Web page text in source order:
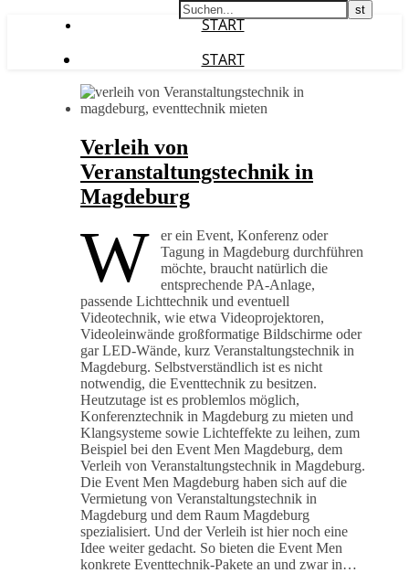
START
START
Verleih von
Veranstaltungstechnik in
Magdeburg
W
er ein Event, Konferenz oder
Tagung in Magdeburg durchführen
möchte, braucht natürlich die
entsprechende PA-Anlage,
passende Lichttechnik und eventuell
Videotechnik, wie etwa Videoprojektoren,
Videoleinwände großformatige Bildschirme oder
gar LED-Wände, kurz Veranstaltungstechnik in
Magdeburg. Selbstverständlich ist es nicht
notwendig, die Eventtechnik zu besitzen.
Heutzutage ist es problemlos möglich,
Konferenztechnik in Magdeburg zu mieten und
Klangsysteme sowie Lichteffekte zu leihen, zum
Beispiel bei den Event Men Magdeburg, dem
Verleih von Veranstaltungstechnik in Magdeburg.
Die Event Men Magdeburg haben sich auf die
Vermietung von Veranstaltungstechnik in
Magdeburg und dem Raum Magdeburg
spezialisiert. Und der Verleih ist hier noch eine
Idee weiter gedacht. So bieten die Event Men
konkrete Eventtechnik-Pakete an und zwar in…